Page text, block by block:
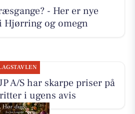
- Her er nye
og omegn
A/S har skarpe priser på
i ugens avis